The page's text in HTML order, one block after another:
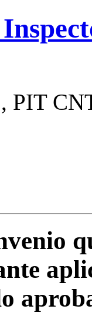
PIT